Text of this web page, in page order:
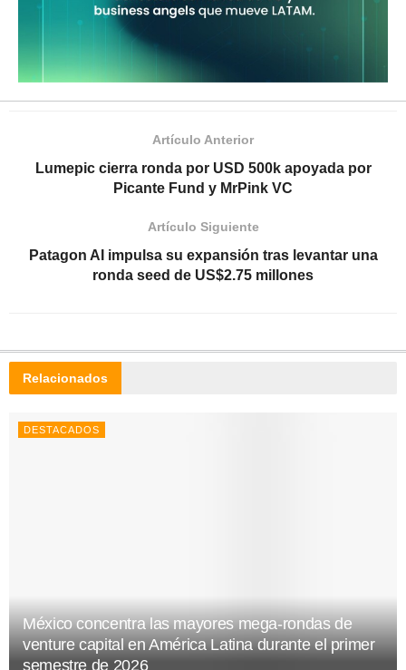
Artículo Anterior
Lumepic cierra ronda por USD 500k apoyada por
Picante Fund y MrPink VC
Artículo Siguiente
Patagon AI impulsa su expansión tras levantar una
ronda seed de US$2.75 millones
Relacionados
DESTACADOS
México concentra las mayores mega-rondas de
venture capital en América Latina durante el primer
semestre de 2026